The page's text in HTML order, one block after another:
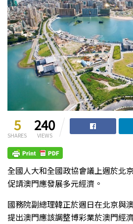
5
SHARES
240
VIEWS
全國人大和全國政協會議上週於北
促請澳門應發展多元經濟。
國務院副總理韓正於週日在北京與
提出澳門應該調整博彩業於澳門經